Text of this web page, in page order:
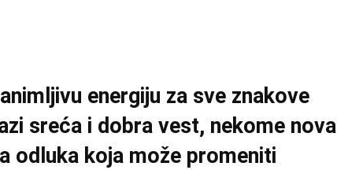
energiju za sve znakove
sreća i dobra vest, nekome nova
odluka koja može promeniti